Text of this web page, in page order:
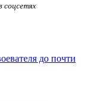
соцсетях
до почти